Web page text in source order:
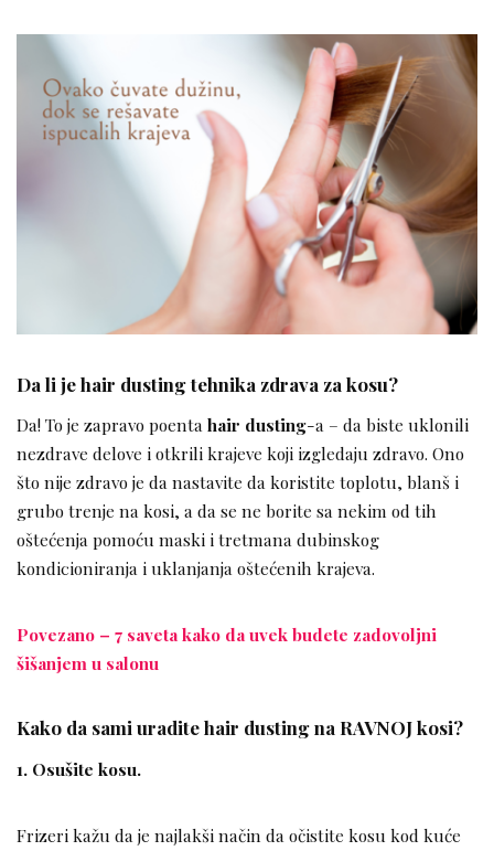
Da li je hair dusting tehnika zdrava za kosu?
Da! To je zapravo poentahair dusting-a – da biste uklonili
nezdrave delove i otkrili krajeve koji izgledaju zdravo. Ono
što nije zdravo je da nastavite da koristite toplotu, blanš i
grubo trenje na kosi, a da se ne borite sa nekim od tih
oštećenja pomoću maski i tretmana dubinskog
kondicioniranja i uklanjanja oštećenih krajeva.
Povezano – 7 saveta kako da uvek budete zadovoljni
šišanjem u salonu
Kako da sami uradite hair dusting na RAVNOJ kosi?
1. Osušite kosu.
Frizeri kažu da je najlakši način da očistite kosu kod kuće